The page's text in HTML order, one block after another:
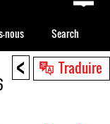
< Traduire
nous
Search